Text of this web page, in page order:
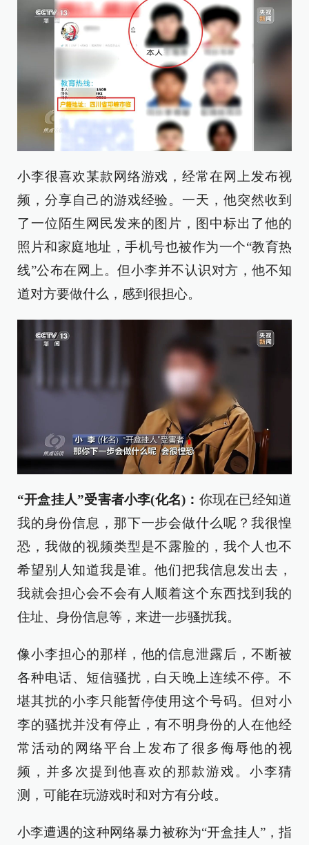
小李很喜欢某款网络游戏，经常在网上发布视
频，分享自己的游戏经验。一天，他突然收到
了一位陌生网民发来的图片，图中标出了他的
照片和家庭地址，手机号也被作为一个“教育热
线”公布在网上。但小李并不认识对方，他不知
道对方要做什么，感到很担心。
“开盒挂人”受害者小李(化名)： 你现在已经知道
我的身份信息，那下一步会做什么呢？我很惶
恐，我做的视频类型是不露脸的，我个人也不
希望别人知道我是谁。他们把我信息发出去，
我就会担心会不会有人顺着这个东西找到我的
住址、身份信息等，来进一步骚扰我。
像小李担心的那样，他的信息泄露后，不断被
各种电话、短信骚扰，白天晚上连续不停。不
堪其扰的小李只能暂停使用这个号码。但对小
李的骚扰并没有停止，有不明身份的人在他经
常活动的网络平台上发布了很多侮辱他的视
频，并多次提到他喜欢的那款游戏。小李猜
测，可能在玩游戏时和对方有分歧。
小李遭遇的这种网络暴力被称为“开盒挂人”，指